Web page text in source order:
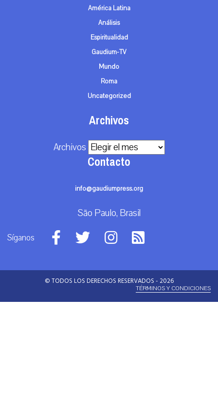
América Latina
Análisis
Espiritualidad
Gaudium-TV
Mundo
Roma
Uncategorized
Archivos
Archivos
Contacto
info@gaudiumpress.org
São Paulo, Brasil
Síganos
© TODOS LOS DERECHOS RESERVADOS - 2026
TÉRMINOS Y CONDICIONES